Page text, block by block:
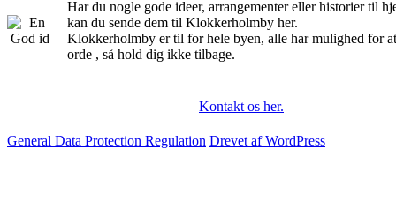
Har du nogle gode ideer, arrangementer eller historier til
kan du sende dem til Klokkerholmby her.
Klokkerholmby er til for hele byen, alle har mulighed for
orde , så hold dig ikke tilbage.
Kontakt os her.
General Data Protection Regulation Drevet af WordPress